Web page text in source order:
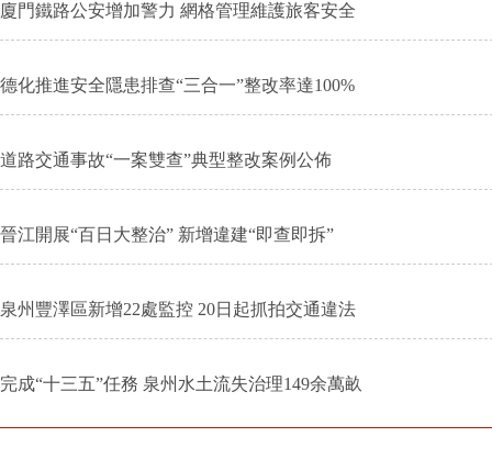
廈門鐵路公安增加警力 網格管理維護旅客安全
德化推進安全隱患排查“三合一”整改率達100%
道路交通事故“一案雙查”典型整改案例公佈
晉江開展“百日大整治” 新增違建“即查即拆”
泉州豐澤區新增22處監控 20日起抓拍交通違法
完成“十三五”任務 泉州水土流失治理149余萬畝